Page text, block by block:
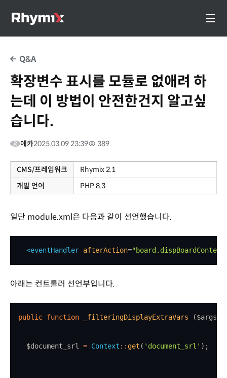
Q&A
확장변수 표시를 모듈로 없애려 하
는데 이 방법이 안전한건지 알고싶
습니다.
에카2025.03.09 23:39 389
CMS/프레임워크
Rhymix 2.1
개발 언어
PHP 8.3
일단 module.xml은 다음과 같이 선언했습니다.
<eventHandler afterAction=
아래는 컨트롤러 선언부입니다.
public function _filteringDisplayExtraVars ($args)
$document_srl = Context :: get ( 'document_srl' ) ;